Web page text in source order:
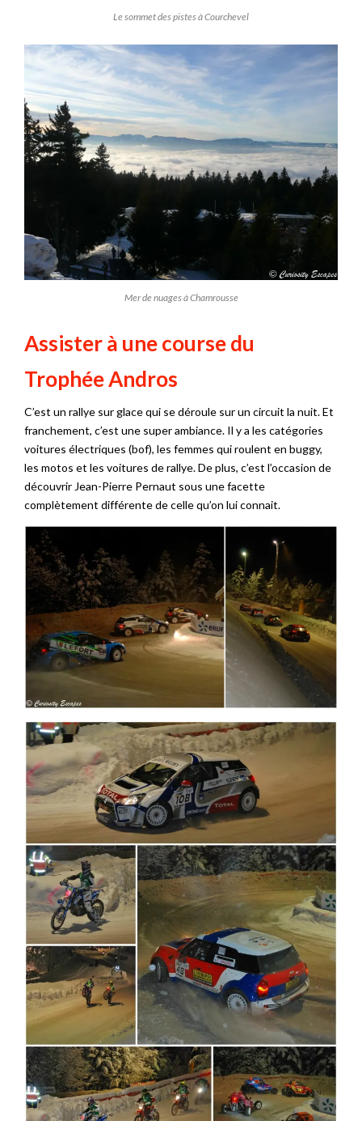
Le sommet des pistes à Courchevel
Mer de nuages à Chamrousse
Assister à une course du
Trophée Andros
C’est un rallye sur glace qui se déroule sur un circuit la nuit. Et
franchement, c’est une super ambiance. Il y a les catégories
voitures électriques (bof), les femmes qui roulent en buggy,
les motos et les voitures de rallye. De plus, c’est l’occasion de
découvrir Jean-Pierre Pernaut sous une facette
complètement différente de celle qu’on lui connait.